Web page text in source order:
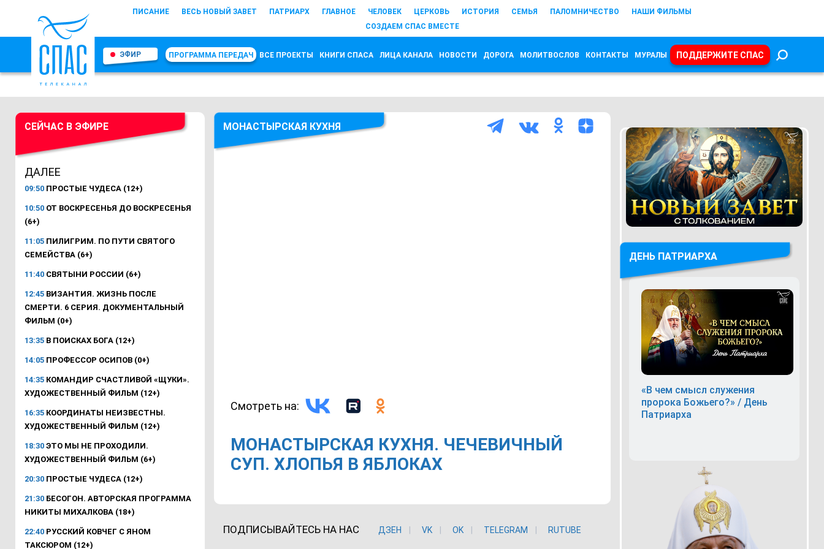
ПИСАНИЕ ВЕСЬ НОВЫЙ ЗАВЕТ ПАТРИАРХ ГЛАВНОЕ ЧЕЛОВЕК ЦЕРКОВЬ ИСТОРИЯ СЕМЬЯ ПАЛОМНИЧЕСТВО
НАШИ ФИЛЬМЫ
СОЗДАЕМ СПАС ВМЕСТЕ
ЭФИР ПРОГРАММА ПЕРЕДАЧ ВСЕ ПРОЕКТЫ КНИГИ СПАСА ЛИЦА КАНАЛА НОВОСТИ ДОРОГА МОЛИТВОСЛОВ КОНТАКТЫ МУРАЛЫ ПОДДЕРЖИТЕ СПАС
СЕЙЧАС В ЭФИРЕ
ДАЛЕЕ
09:50 ПРОСТЫЕ ЧУДЕСА (12+)
10:50 ОТ ВОСКРЕСЕНЬЯ ДО ВОСКРЕСЕНЬЯ
(6+)
11:05 ПИЛИГРИМ. ПО ПУТИ СВЯТОГО
СЕМЕЙСТВА (6+)
11:40 СВЯТЫНИ РОССИИ (6+)
12:45 ВИЗАНТИЯ. ЖИЗНЬ ПОСЛЕ
СМЕРТИ. 6 СЕРИЯ. ДОКУМЕНТАЛЬНЫЙ
ФИЛЬМ (0+)
13:35 В ПОИСКАХ БОГА (12+)
14:05 ПРОФЕССОР ОСИПОВ (0+)
14:35 КОМАНДИР СЧАСТЛИВОЙ «ЩУКИ».
ХУДОЖЕСТВЕННЫЙ ФИЛЬМ (12+)
16:35 КООРДИНАТЫ НЕИЗВЕСТНЫ.
ХУДОЖЕСТВЕННЫЙ ФИЛЬМ (12+)
18:30 ЭТО МЫ НЕ ПРОХОДИЛИ.
ХУДОЖЕСТВЕННЫЙ ФИЛЬМ (6+)
20:30 ПРОСТЫЕ ЧУДЕСА (12+)
21:30 БЕСОГОН. АВТОРСКАЯ ПРОГРАММА
НИКИТЫ МИХАЛКОВА (18+)
22:40 РУССКИЙ КОВЧЕГ С ЯНОМ
ТАКСЮРОМ (12+)
МОНАСТЫРСКАЯ КУХНЯ
Смотреть на:
МОНАСТЫРСКАЯ КУХНЯ. ЧЕЧЕВИЧНЫЙ
СУП. ХЛОПЬЯ В ЯБЛОКАХ
ПОДПИСЫВАЙТЕСЬ НА НАС ДЗЕН VK ОK TELEGRAM RUTUBE
ДЕНЬ ПАТРИАРХА
«В чем смысл служения
пророка Божьего?» / День
Патриарха